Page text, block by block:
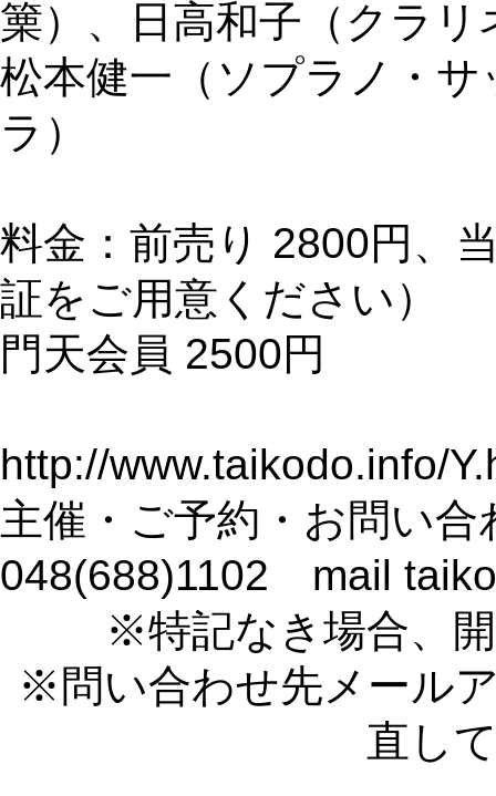
篥）、日高和子（クラリ
松本健一（ソプラノ・
ラ）
料金：前売り 2800円、
証をご用意ください）
門天会員 2500円
http://www.taikodo.info/
主催・ご予約・お問い
048(688)1102 mail
※特記なき場合、
※問い合わせ先メール
直し